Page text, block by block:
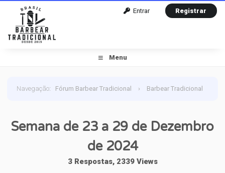
Entrar Registrar
Menu
Navegação: Fórum Barbear Tradicional › Barbear Tradicional
Semana de 23 a 29 de Dezembro
de 2024
3 Respostas, 2339 Views